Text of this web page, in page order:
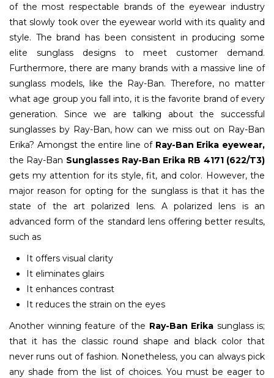
of the most respectable brands of the eyewear industry
that slowly took over the eyewear world with its quality and
style. The brand has been consistent in producing some
elite sunglass designs to meet customer demand.
Furthermore, there are many brands with a massive line of
sunglass models, like the Ray-Ban. Therefore, no matter
what age group you fall into, it is the favorite brand of every
generation. Since we are talking about the successful
sunglasses by Ray-Ban, how can we miss out on Ray-Ban
Erika? Amongst the entire line of Ray-Ban Erika eyewear,
the Ray-Ban Sunglasses Ray-Ban Erika RB 4171 (622/T3)
gets my attention for its style, fit, and color. However, the
major reason for opting for the sunglass is that it has the
state of the art polarized lens. A polarized lens is an
advanced form of the standard lens offering better results,
such as
It offers visual clarity
It eliminates glairs
It enhances contrast
It reduces the strain on the eyes
Another winning feature of the Ray-Ban Erika sunglass is;
that it has the classic round shape and black color that
never runs out of fashion. Nonetheless, you can always pick
any shade from the list of choices. You must be eager to